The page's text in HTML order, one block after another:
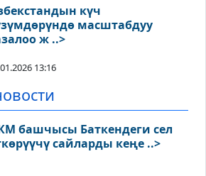
күч
масштабдуу
ж ..>
13:16
башчысы Баткендеги сел
сайларды кеңе ..>